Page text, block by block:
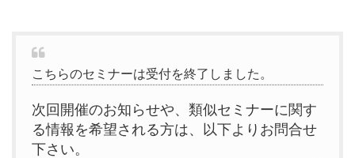
こちらのセミナーは受付を終了しました。
次回開催のお知らせや、類似セミナーに関す
る情報を希望される方は、以下よりお問合せ
下さい。